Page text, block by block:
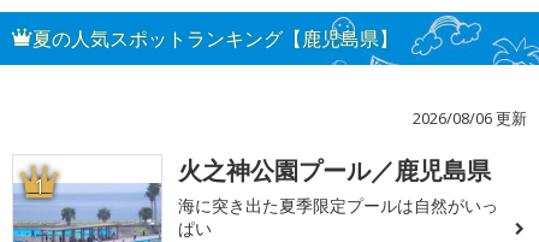
夏の人気スポットランキング【鹿児島県】
2026/08/06 更新
1 火之神公園プール／鹿児島県
海に突き出た夏季限定プールは自然がいっ
ぱい